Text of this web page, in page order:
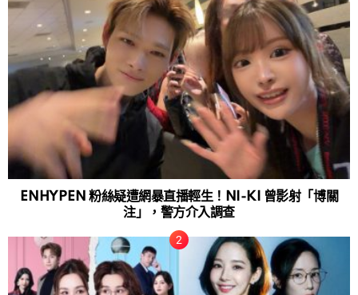
ENHYPEN 粉絲疑遭網暴直播輕生！NI-KI 曾影射「博關
注」，警方介入調查